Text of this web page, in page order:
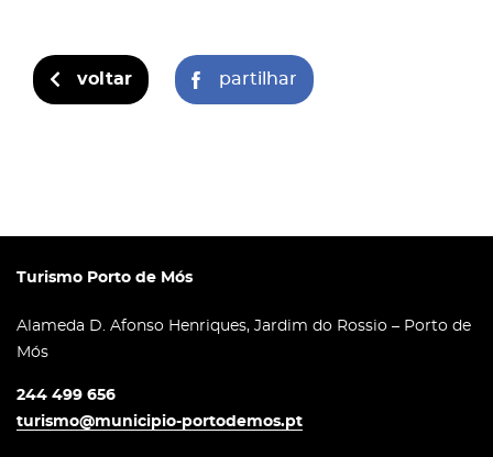
voltar partilhar
Turismo Porto de Mós
Alameda D. Afonso Henriques, Jardim do Rossio – Porto de
Mós
244 499 656
turismo@municipio-portodemos.pt